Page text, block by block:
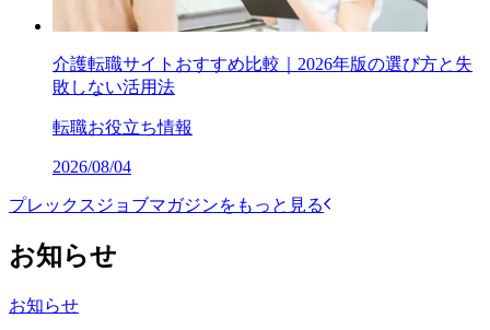
介護転職サイトおすすめ比較｜2026年版の選び方と失
敗しない活用法
転職お役立ち情報
2026/08/04
プレックスジョブマガジンをもっと見る
お知らせ
お知らせ